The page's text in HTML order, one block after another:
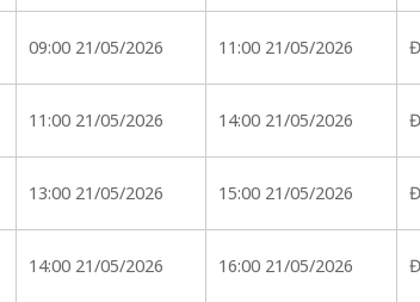
09:00 21/05/2026 11:00 21/05/2026
11:00 21/05/2026 14:00 21/05/2026
13:00 21/05/2026 15:00 21/05/2026
14:00 21/05/2026 16:00 21/05/2026